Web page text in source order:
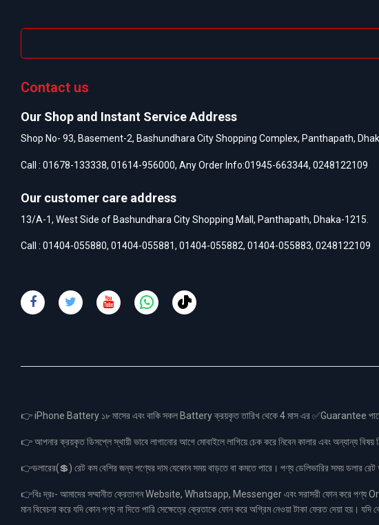
Contact us
Our Shop and Instant Service Address
Shop No- 93, Basement-2, Bashundhara City Shopping Complex, Panthapath,
Call : 01678-133338, 01614-956000, Any Order Info:01945-663344, 0248122109
Our customer care address
13/A-1, West Side of Bashundhara City Shopping Mall, Panthapath, Dhaka-1215.
Call : 01404-055880, 01404-055881, 01404-055882, 01404-055883, 0248122109
👉 iPhone Battery ১৮ মাসের এবং বাকি সকল Battery ক্রয়কৃত তারিখ থেকে 4 মাস এর ✅Guarantee
👉 আপনার ক্রয়কৃত ডিসপ্লে স্থায়ী ভাবে লাগানোর আগে মোবাইলে লাগিয়ে চেক করে নিবেন কালার এবং অন্যান্য
👉ডলারের(💲) রেট কম বেশির জন্য পণ্যের দাম যেকোন সময় বাড়তে বা কমতে পারে। পণ্য ডেলিভারির সময় ডলার রেট
👉বিঃ দ্রঃ- আমাদের সম্মানীত ক্রেতাগন Website, Whatsapp, Messenger এবং সরাসরী ফোন করে পণ্য
মান বিবেচনা করে যদি কোন পণ্য না দিতে পারি সেক্ষেত্রে ক্রেতাকে ফোন করে অগ্রিম নেওয়া টাকা ফেরত দেয়া হয়।